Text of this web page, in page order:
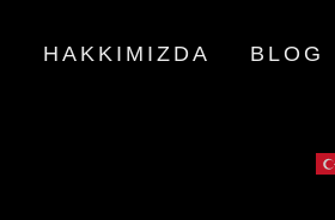
HAKKIMIZDA BLOG